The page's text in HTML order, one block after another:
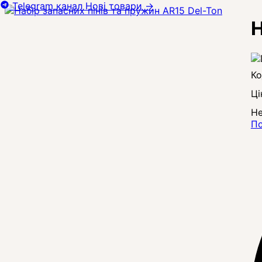
Telegram канал Нові товари→